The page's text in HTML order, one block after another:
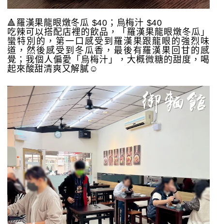
🔺羅漢果龍眼燉冬瓜 $40；烏梅汁 $40
吃辣可以搭配店裡的飲品，「羅漢果龍眼燉冬瓜」
蠻特別的，第一口感受到羅漢果跟龍眼的強烈味
道，然後感受到冬瓜香，最後有羅漢果回甘的感
覺；我個人偏愛「烏梅汁」，大概微糖的甜度，喝
起來酸甜清爽又解膩☺️